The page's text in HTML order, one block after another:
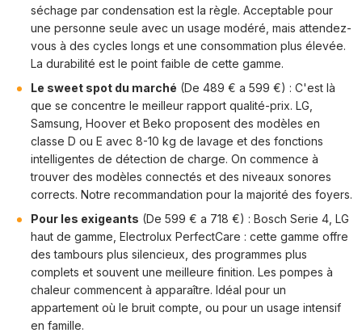
séchage par condensation est la règle. Acceptable pour
une personne seule avec un usage modéré, mais attendez-
vous à des cycles longs et une consommation plus élevée.
La durabilité est le point faible de cette gamme.
Le sweet spot du marché (De 489 € a 599 €) : C'est là
que se concentre le meilleur rapport qualité-prix. LG,
Samsung, Hoover et Beko proposent des modèles en
classe D ou E avec 8-10 kg de lavage et des fonctions
intelligentes de détection de charge. On commence à
trouver des modèles connectés et des niveaux sonores
corrects. Notre recommandation pour la majorité des foyers.
Pour les exigeants (De 599 € a 718 €) : Bosch Serie 4, LG
haut de gamme, Electrolux PerfectCare : cette gamme offre
des tambours plus silencieux, des programmes plus
complets et souvent une meilleure finition. Les pompes à
chaleur commencent à apparaître. Idéal pour un
appartement où le bruit compte, ou pour un usage intensif
en famille.